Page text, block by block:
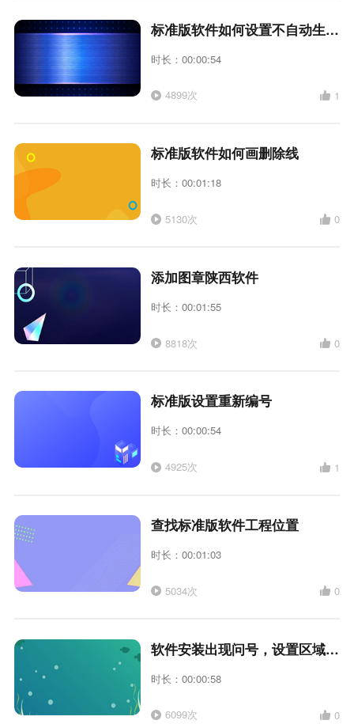
标准版软件如何设置不自动生成编号
时长：00:00:54
4899次 1
标准版软件如何画删除线
时长：00:01:18
5130次 0
添加图章陕西软件
时长：00:01:55
8818次 0
标准版设置重新编号
时长：00:00:54
4925次 1
查找标准版软件工程位置
时长：00:01:03
5034次 0
软件安装出现问号，设置区域语言
时长：00:00:58
6099次 0